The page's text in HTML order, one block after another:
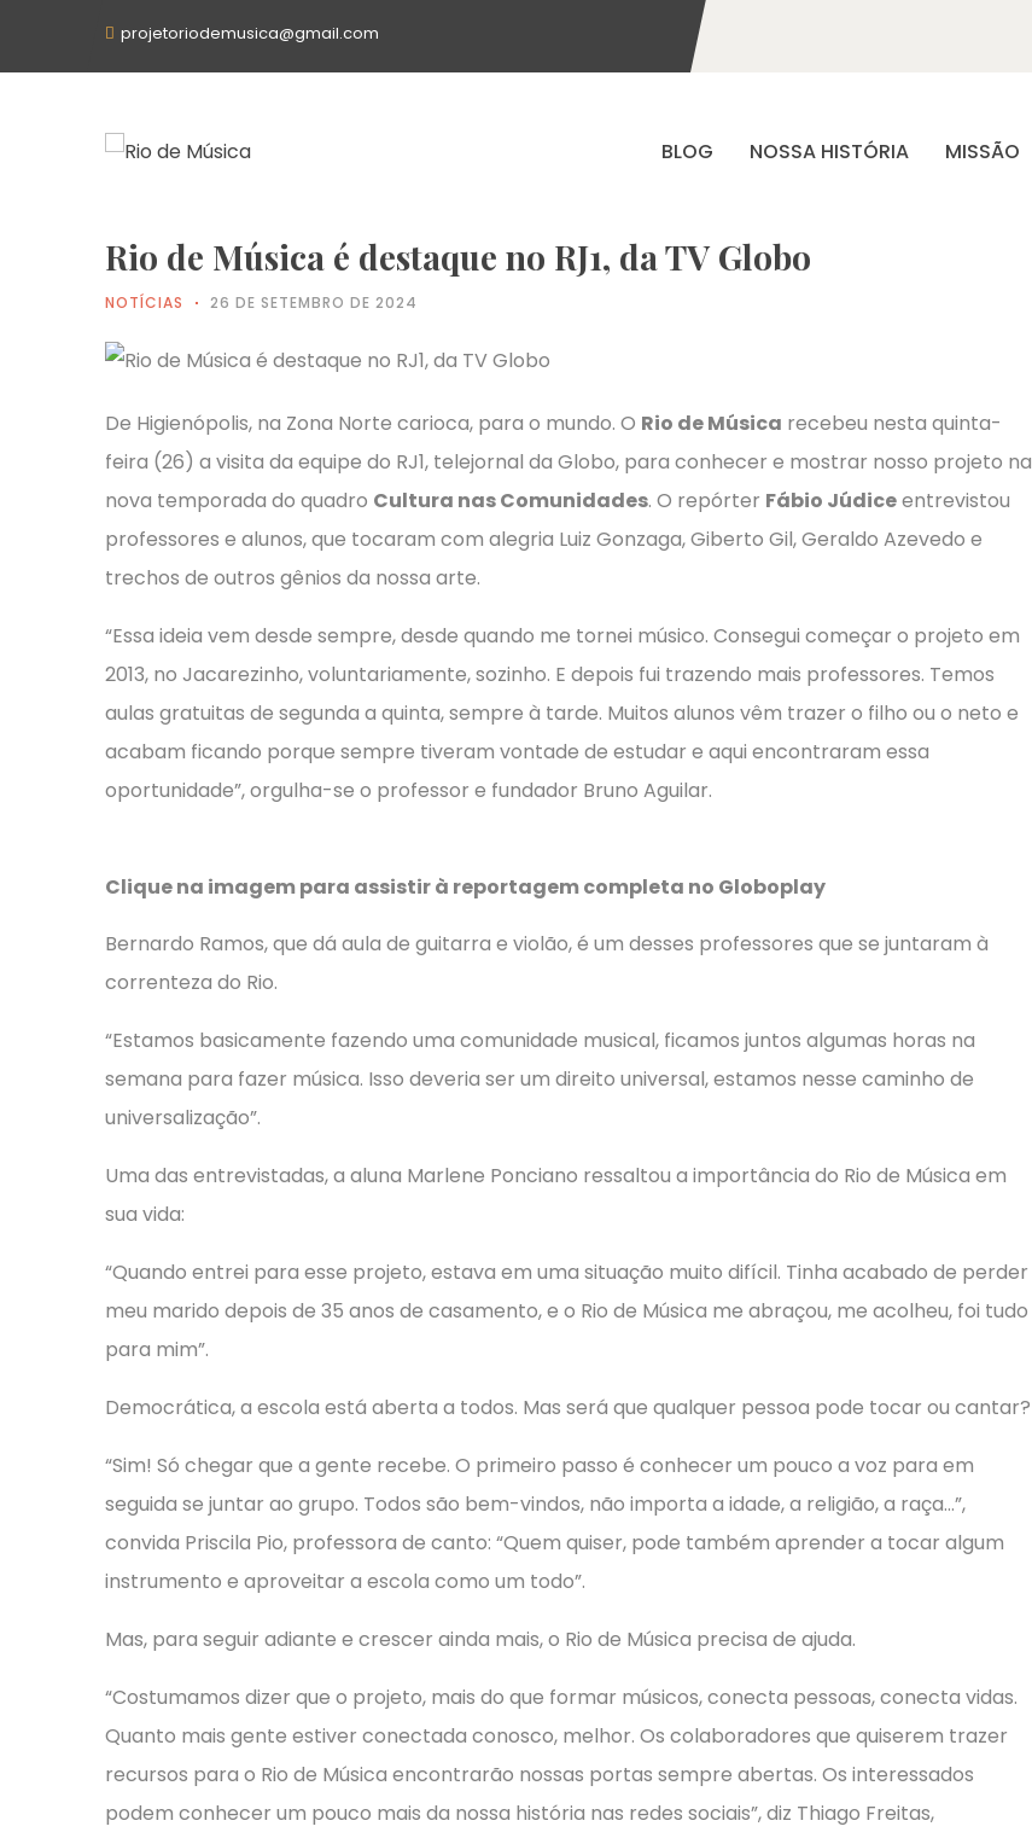
projetoriodemusica@gmail.com
BLOG NOSSA HISTÓRIA MISSÃO
Rio de Música é destaque no RJ1, da TV Globo
NOTÍCIAS 26 DE SETEMBRO DE 2024
De Higienópolis, na Zona Norte carioca, para o mundo. O Rio de Música recebeu nesta quinta-
feira (26) a visita da equipe do RJ1, telejornal da Globo, para conhecer e mostrar nosso projeto na
nova temporada do quadro Cultura nas Comunidades. O repórter Fábio Júdiceentrevistou
professores e alunos, que tocaram com alegria Luiz Gonzaga, Giberto Gil, Geraldo Azevedo e
trechos de outros gênios da nossa arte.
“Essa ideia vem desde sempre, desde quando me tornei músico. Consegui começar o projeto em
2013, no Jacarezinho, voluntariamente, sozinho. E depois fui trazendo mais professores. Temos
aulas gratuitas de segunda a quinta, sempre à tarde. Muitos alunos vêm trazer o filho ou o neto e
acabam ficando porque sempre tiveram vontade de estudar e aqui encontraram essa
oportunidade”, orgulha-se o professor e fundador Bruno Aguilar.
Clique na imagem para assistir à reportagem completa no Globoplay
Bernardo Ramos, que dá aula de guitarra e violão, é um desses professores que se juntaram à
correnteza do Rio.
“Estamos basicamente fazendo uma comunidade musical, ficamos juntos algumas horas na
semana para fazer música. Isso deveria ser um direito universal, estamos nesse caminho de
universalização”.
Uma das entrevistadas, a aluna Marlene Ponciano ressaltou a importância do Rio de Música em
sua vida:
“Quando entrei para esse projeto, estava em uma situação muito difícil. Tinha acabado de perder
meu marido depois de 35 anos de casamento, e o Rio de Música me abraçou, me acolheu, foi tudo
para mim”.
Democrática, a escola está aberta a todos. Mas será que qualquer pessoa pode tocar ou cantar?
“Sim! Só chegar que a gente recebe. O primeiro passo é conhecer um pouco a voz para em
seguida se juntar ao grupo. Todos são bem-vindos, não importa a idade, a religião, a raça…”,
convida Priscila Pio, professora de canto: “Quem quiser, pode também aprender a tocar algum
instrumento e aproveitar a escola como um todo”.
Mas, para seguir adiante e crescer ainda mais, o Rio de Música precisa de ajuda.
“Costumamos dizer que o projeto, mais do que formar músicos, conecta pessoas, conecta vidas.
Quanto mais gente estiver conectada conosco, melhor. Os colaboradores que quiserem trazer
recursos para o Rio de Música encontrarão nossas portas sempre abertas. Os interessados
podem conhecer um pouco mais da nossa história nas redes sociais”, diz Thiago Freitas,